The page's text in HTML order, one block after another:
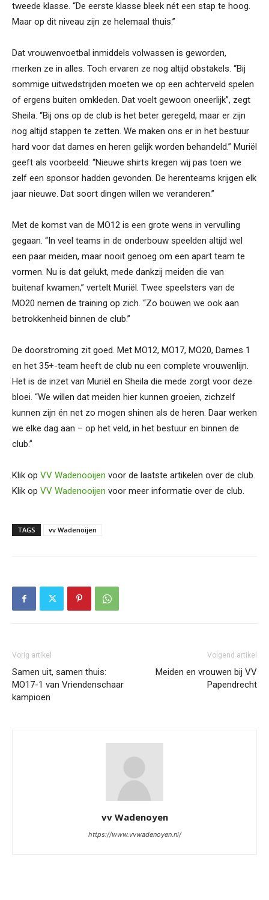
tweede klasse. “De eerste klasse bleek nét een stap te hoog.
Maar op dit niveau zijn ze helemaal thuis.’’
Dat vrouwenvoetbal inmiddels volwassen is geworden,
merken ze in alles. Toch ervaren ze nog altijd obstakels. “Bij
sommige uitwedstrijden moeten we op een achterveld spelen
of ergens buiten omkleden. Dat voelt gewoon oneerlijk”, zegt
Sheila. “Bij ons op de club is het beter geregeld, maar er zijn
nog altijd stappen te zetten. We maken ons er in het bestuur
hard voor dat dames en heren gelijk worden behandeld.” Muriël
geeft als voorbeeld: “Nieuwe shirts kregen wij pas toen we
zelf een sponsor hadden gevonden. De herenteams krijgen elk
jaar nieuwe. Dat soort dingen willen we veranderen.”
Met de komst van de MO12 is een grote wens in vervulling
gegaan. “In veel teams in de onderbouw speelden altijd wel
een paar meiden, maar nooit genoeg om een apart team te
vormen. Nu is dat gelukt, mede dankzij meiden die van
buitenaf kwamen,” vertelt Muriël. Twee speelsters van de
MO20 nemen de training op zich. “Zo bouwen we ook aan
betrokkenheid binnen de club.”
De doorstroming zit goed. Met MO12, MO17, MO20, Dames 1
en het 35+-team heeft de club nu een complete vrouwenlijn.
Het is de inzet van Muriël en Sheila die mede zorgt voor deze
bloei. “We willen dat meiden hier kunnen groeien, zichzelf
kunnen zijn én net zo mogen shinen als de heren. Daar werken
we elke dag aan – op het veld, in het bestuur en binnen de
club.”
Klik op VV Wadenooijen voor de laatste artikelen over de club.
Klik op VV Wadenooijen voor meer informatie over de club.
TAGS vv Wadenoijen
Vorig artikel
Samen uit, samen thuis:
MO17-1 van Vriendenschaar
kampioen
Volgend artikel
Meiden en vrouwen bij VV
Papendrecht
vv Wadenoyen
https://www.vvwadenoyen.nl/